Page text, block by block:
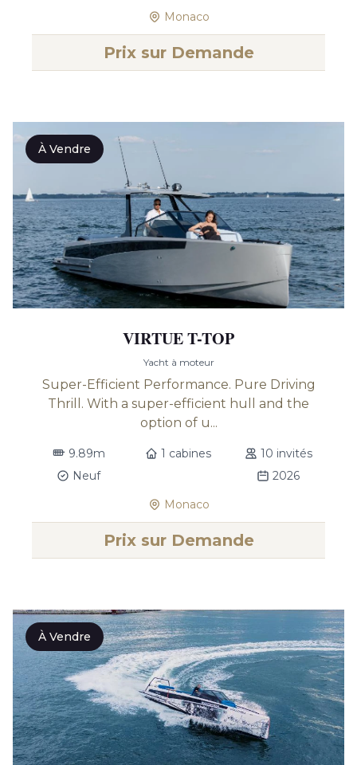
Monaco
Prix sur Demande
À Vendre
VIRTUE T-TOP
Yacht à moteur
Super-Efficient Performance. Pure Driving
Thrill. With a super-efficient hull and the
option of u...
9.89m 1 cabines
10 invités
Neuf
2026
Monaco
Prix sur Demande
À Vendre